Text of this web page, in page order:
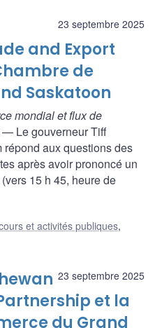
23 septembre 2025
and Export
de
Saskatoon
mondial et flux de
— Le gouverneur Tiff
répond aux questions des
après avoir prononcé un
15 h 45, heure de
et activités publiques,
23 septembre 2025
et la
du Grand